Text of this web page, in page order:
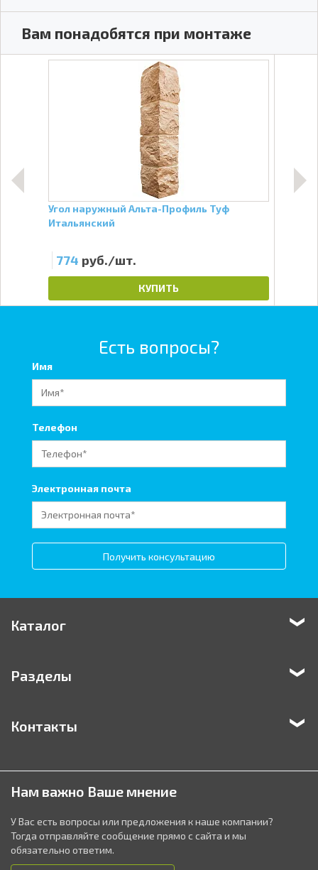
Вам понадобятся при монтаже
Угол наружный Альта-Профиль Туф
Итальянский
774 руб./шт.
КУПИТЬ
Есть вопросы?
Имя
Телефон
Электронная почта
Получить консультацию
Каталог
Разделы
Контакты
Нам важно Ваше мнение
У Вас есть вопросы или предложения к наше компании?
Тогда отправляйте сообщение прямо с сайта и мы
обязательно ответим.